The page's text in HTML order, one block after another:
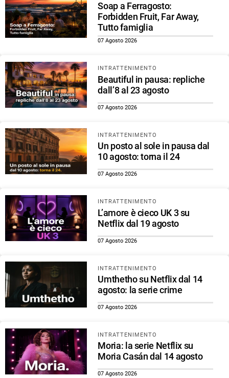
Soap a Ferragosto:
Forbidden Fruit, Far Away,
Tutto famiglia
07 Agosto 2026
INTRATTENIMENTO
Beautiful in pausa: repliche
dall’8 al 23 agosto
07 Agosto 2026
INTRATTENIMENTO
Un posto al sole in pausa dal
10 agosto: torna il 24
07 Agosto 2026
INTRATTENIMENTO
L’amore è cieco UK 3 su
Netflix dal 19 agosto
07 Agosto 2026
INTRATTENIMENTO
Umthetho su Netflix dal 14
agosto: la serie crime
07 Agosto 2026
INTRATTENIMENTO
Moria: la serie Netflix su
Moria Casán dal 14 agosto
07 Agosto 2026